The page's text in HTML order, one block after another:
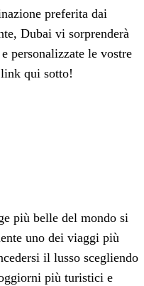
preferita dai
Dubai vi sorprenderà
personalizzate le vostre
qui sotto!
più belle del mondo si
uno dei viaggi più
il lusso scegliendo
più turistici e